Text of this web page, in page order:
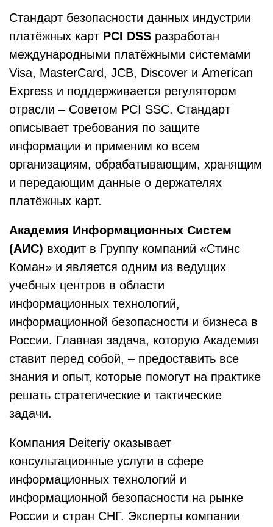
Стандарт безопасности данных индустрии
платёжных карт PCI DSS разработан
международными платёжными системами
Visa, MasterCard, JCB, Discover и American
Express и поддерживается регулятором
отрасли – Советом PCI SSC. Стандарт
описывает требования по защите
информации и применим ко всем
организациям, обрабатывающим, хранящим
и передающим данные о держателях
платёжных карт.
Академия Информационных Систем
(АИС) входит в Группу компаний «Стинс
Коман» и является одним из ведущих
учебных центров в области
информационных технологий,
информационной безопасности и бизнеса в
России. Главная задача, которую Академия
ставит перед собой, – предоставить все
знания и опыт, которые помогут на практике
решать стратегические и тактические
задачи.
Компания Deiteriy оказывает
консультационные услуги в сфере
информационных технологий и
информационной безопасности на рынке
России и стран СНГ. Эксперты компании